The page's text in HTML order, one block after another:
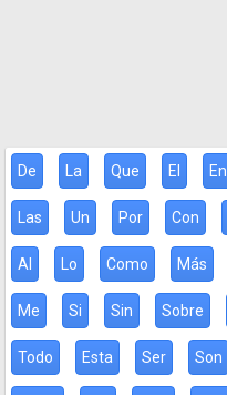
De La Que El En
Las Un Por Con
Al Lo Como Más
Me Si Sin Sobre
Todo Esta Ser Son